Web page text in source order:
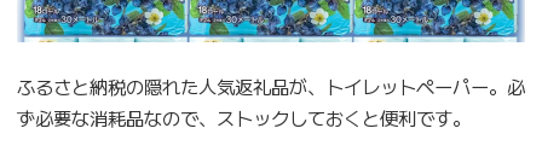
ふるさと納税の隠れた人気返礼品が、トイレットペーパー。必
ず必要な消耗品なので、ストックしておくと便利です。